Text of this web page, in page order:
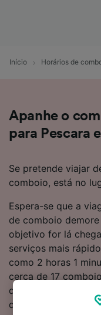
Início Horários de
Apanhe o
para Pescara
Se pretende viajar
comboio, está no
Espera-se que a
de comboio
objetivo for lá
serviços mais
como 2 horas 1
cerca de 17
distância de 222
dos comboios, pode